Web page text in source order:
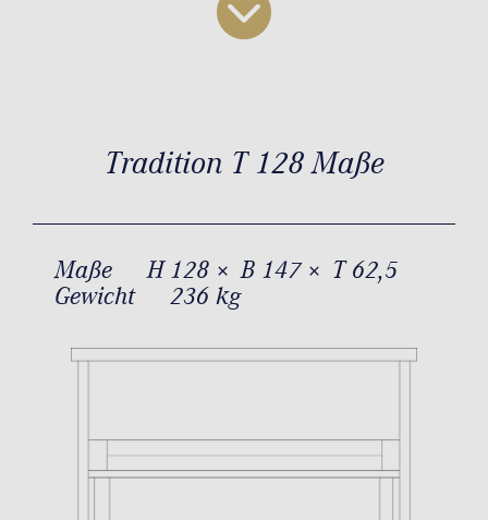
Tradition T 128 Maße
Maße
H 128 × B 147 × T 62,5
Gewicht
236 kg